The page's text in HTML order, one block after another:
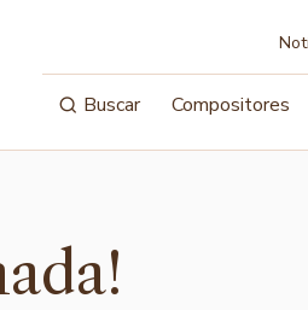
Buscar Compositores